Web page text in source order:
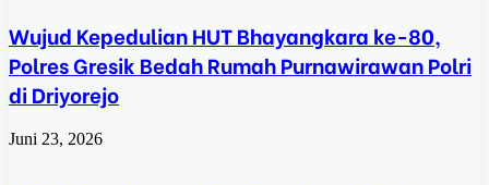
Wujud Kepedulian HUT Bhayangkara ke-80,
Polres Gresik Bedah Rumah Purnawirawan Polri
di Driyorejo
Juni 23, 2026